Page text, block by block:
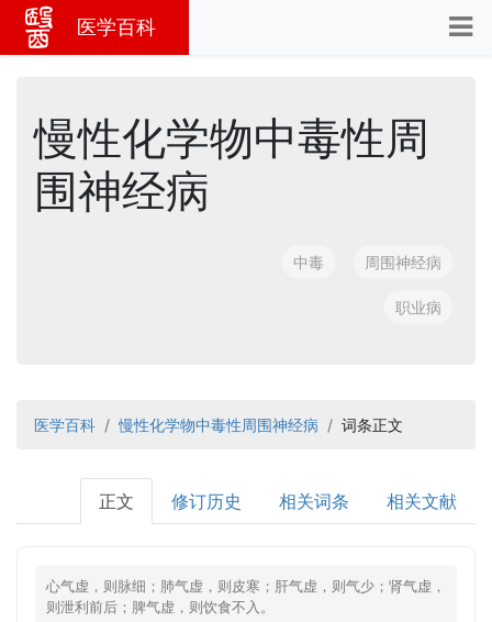
医学百科
慢性化学物中毒性周
围神经病
中毒 周围神经病
职业病
医学百科 慢性化学物中毒性周围神经病 词条正文
正文 修订历史 相关词条 相关文献
心气虚，则脉细；肺气虚，则皮寒；肝气虚，则气少；肾气虚，
则泄利前后；脾气虚，则饮食不入。